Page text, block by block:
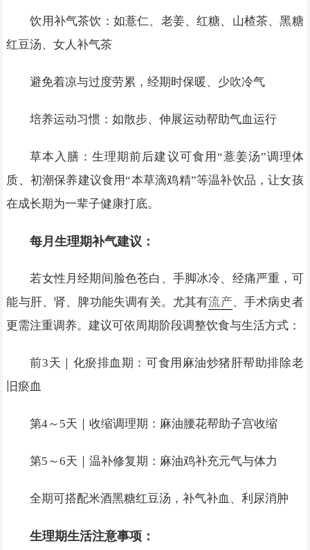
饮用补气茶饮：如薏仁、老姜、红糖、山楂茶、黑糖
红豆汤、女人补气茶
避免着凉与过度劳累，经期时保暖、少吹冷气
培养运动习惯：如散步、伸展运动帮助气血运行
草本入膳：生理期前后建议可食用“薏姜汤”调理体
质、初潮保养建议食用“本草滴鸡精”等温补饮品，让女孩
在成长期为一辈子健康打底。
每月生理期补气建议：
若女性月经期间脸色苍白、手脚冰冷、经痛严重，可
能与肝、肾、脾功能失调有关。尤其有流产、手术病史者
更需注重调养。建议可依周期阶段调整饮食与生活方式：
前3天｜化瘀排血期：可食用麻油炒猪肝帮助排除老
旧瘀血
第4～5天｜收缩调理期：麻油腰花帮助子宫收缩
第5～6天｜温补修复期：麻油鸡补充元气与体力
全期可搭配米酒黑糖红豆汤，补气补血、利尿消肿
生理期生活注意事项：